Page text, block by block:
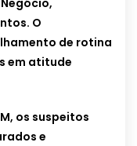
O
de rotina
em atitude
os suspeitos
e